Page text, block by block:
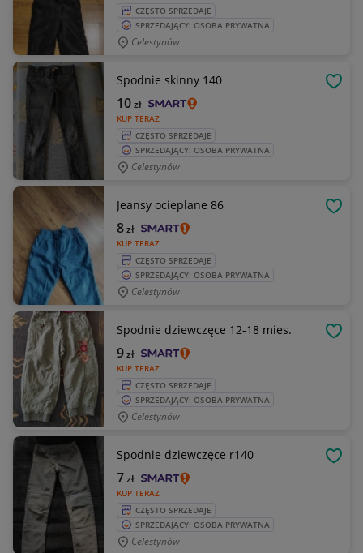
CZĘSTO SPRZEDAJE
SPRZEDAJĄCY: OSOBA PRYWATNA
Celestynów
Spodnie skinny 140
KUP TERAZ
10zł
CZĘSTO SPRZEDAJE
SPRZEDAJĄCY: OSOBA PRYWATNA
Celestynów
Jeansy ocieplane 86
KUP TERAZ
8zł
CZĘSTO SPRZEDAJE
SPRZEDAJĄCY: OSOBA PRYWATNA
Celestynów
Spodnie dziewczęce 12-18 mies.
KUP TERAZ
9zł
CZĘSTO SPRZEDAJE
SPRZEDAJĄCY: OSOBA PRYWATNA
Celestynów
Spodnie dziewczęce r140
KUP TERAZ
7zł
CZĘSTO SPRZEDAJE
SPRZEDAJĄCY: OSOBA PRYWATNA
Celestynów